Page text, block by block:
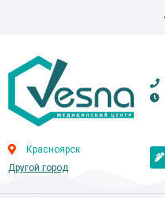
Красноярск
Другой город